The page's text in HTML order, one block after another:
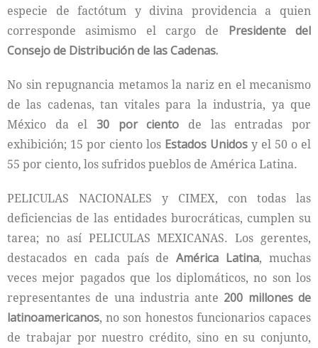
especie de factótum y divina providencia a quien
corresponde asimismo el cargo de Presidente del
Consejo de Distribución de las Cadenas.
No sin repugnancia metamos la nariz en el mecanismo
de las cadenas, tan vitales para la industria, ya que
México da el 30 por ciento de las entradas por
exhibición; 15 por ciento los Estados Unidos y el 50 o el
55 por ciento, los sufridos pueblos de América Latina.
PELICULAS NACIONALES y CIMEX, con todas las
deficiencias de las entidades burocráticas, cumplen su
tarea; no así PELICULAS MEXICANAS. Los gerentes,
destacados en cada país deAmérica Latina, muchas
veces mejor pagados que los diplomáticos, no son los
representantes de una industria ante 200 millones de
latinoamericanos, no son honestos funcionarios capaces
de trabajar por nuestro crédito, sino en su conjunto,